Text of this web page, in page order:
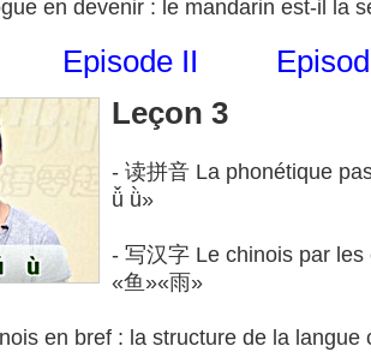
en devenir : le mandarin est-il la
Episode II
Leçon 3
- 读拼音 La phonétique
ǚ ǜ»
- 写汉字 Le chinois par
«鱼»«雨»
en bref : la structure de la langue